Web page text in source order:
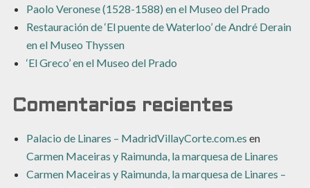
Paolo Veronese (1528-1588) en el Museo del Prado
Restauración de ‘El puente de Waterloo’ de André Derain
en el Museo Thyssen
‘El Greco’ en el Museo del Prado
Comentarios recientes
Palacio de Linares – MadridVillayCorte.com.es en
Carmen Maceiras y Raimunda, la marquesa de Linares
Carmen Maceiras y Raimunda, la marquesa de Linares –